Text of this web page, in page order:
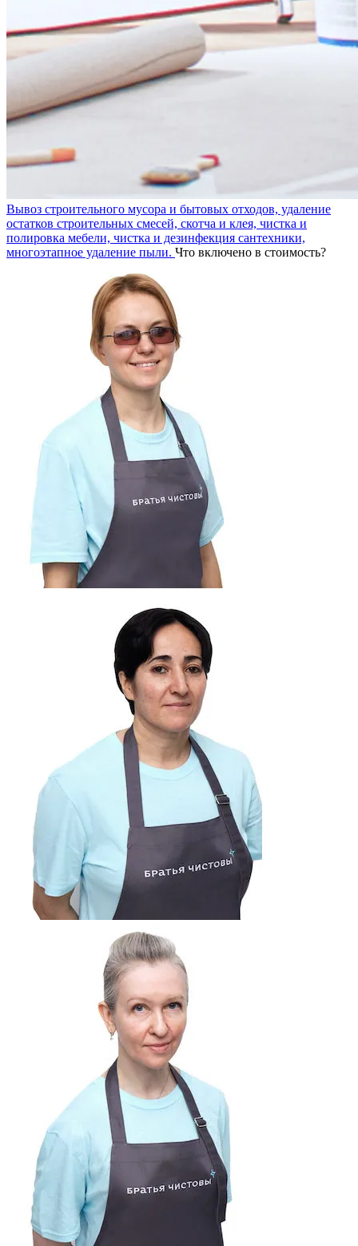
Вывоз строительного мусора и бытовых отходов, удаление
остатков строительных смесей, скотча и клея, чистка и
полировка мебели, чистка и дезинфекция сантехники,
многоэтапное удаление пыли. Что включено в стоимость?